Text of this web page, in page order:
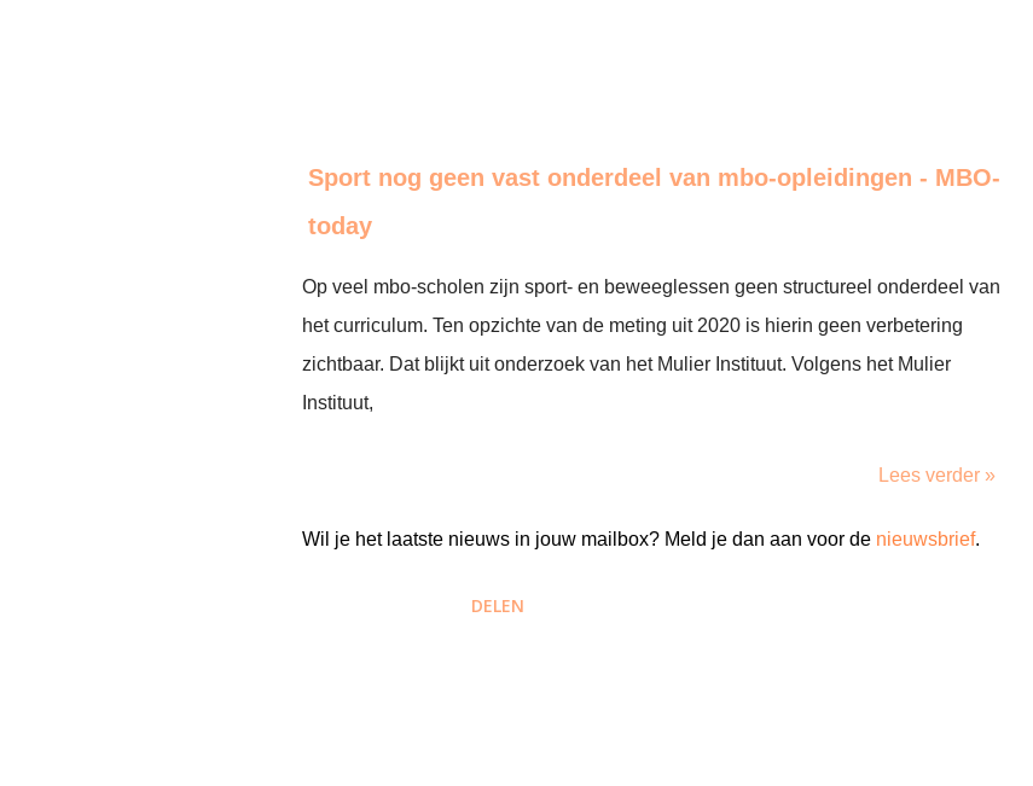
Sport nog geen vast onderdeel van mbo-opleidingen - MBO-
today
Op veel mbo-scholen zijn sport- en beweeglessen geen structureel onderdeel van
het curriculum. Ten opzichte van de meting uit 2020 is hierin geen verbetering
zichtbaar. Dat blijkt uit onderzoek van het Mulier Instituut. Volgens het Mulier
Instituut,
Lees verder »
Wil je het laatste nieuws in jouw mailbox? Meld je dan aan voor de nieuwsbrief.
DELEN